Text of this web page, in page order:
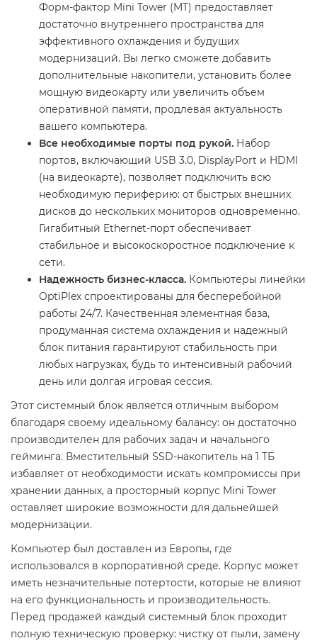
Форм-фактор Mini Tower (MT) предоставляет
достаточно внутреннего пространства для
эффективного охлаждения и будущих
модернизаций. Вы легко сможете добавить
дополнительные накопители, установить более
мощную видеокарту или увеличить объем
оперативной памяти, продлевая актуальность
вашего компьютера.
Все необходимые порты под рукой. Набор
портов, включающий USB 3.0, DisplayPort и HDMI
(на видеокарте), позволяет подключить всю
необходимую периферию: от быстрых внешних
дисков до нескольких мониторов одновременно.
Гигабитный Ethernet-порт обеспечивает
стабильное и высокоскоростное подключение к
сети.
Надежность бизнес-класса. Компьютеры линейки
OptiPlex спроектированы для бесперебойной
работы 24/7. Качественная элементная база,
продуманная система охлаждения и надежный
блок питания гарантируют стабильность при
любых нагрузках, будь то интенсивный рабочий
день или долгая игровая сессия.
Этот системный блок является отличным выбором
благодаря своему идеальному балансу: он достаточно
производителен для рабочих задач и начального
гейминга. Вместительный SSD-накопитель на 1 ТБ
избавляет от необходимости искать компромиссы при
хранении данных, а просторный корпус Mini Tower
оставляет широкие возможности для дальнейшей
модернизации.
Компьютер был доставлен из Европы, где
использовался в корпоративной среде. Корпус может
иметь незначительные потертости, которые не влияют
на его функциональность и производительность.
Перед продажей каждый системный блок проходит
полную техническую проверку: чистку от пыли, замену